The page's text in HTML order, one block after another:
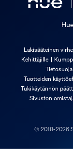
Lakisääteinen
Kehittäjille
Tuotteiden
Tukikäytännön
Sivuston
© 2018-2026